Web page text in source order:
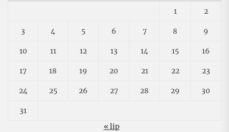
1
2
3 4 5 6 7 8 9
10 11 12 13 14 15 16
17 18 19 20 21 22 23
24 25 26 27 28 29 30
31
« lip